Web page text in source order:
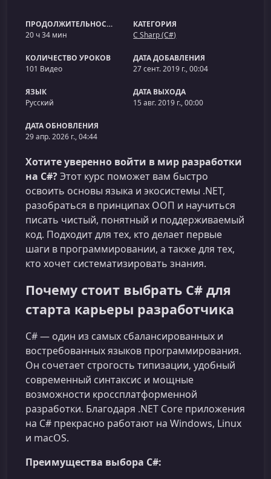
ПРОДОЛЖИТЕЛЬНОСТЬ
20 ч 34 мин
КАТЕГОРИЯ
C Sharp (C#)
КОЛИЧЕСТВО УРОКОВ
101 Видео
ДАТА ДОБАВЛЕНИЯ
27 сент. 2019 г., 00:04
ЯЗЫК
Русский
ДАТА ВЫХОДА
15 авг. 2019 г., 00:00
ДАТА ОБНОВЛЕНИЯ
29 апр. 2026 г., 04:44
Хотите уверенно войти в мир разработки
на C#?Этот курс поможет вам быстро
освоить основы языка и экосистемы .NET,
разобраться в принципах ООП и научиться
писать чистый, понятный и поддерживаемый
код. Подходит для тех, кто делает первые
шаги в программировании, а также для тех,
кто хочет систематизировать знания.
Почему стоит выбрать C# для
старта карьеры разработчика
C# — один из самых сбалансированных и
востребованных языков программирования.
Он сочетает строгость типизации, удобный
современный синтаксис и мощные
возможности кроссплатформенной
разработки. Благодаря .NET Core приложения
на C# прекрасно работают на Windows, Linux
и macOS.
Преимущества выбора C#: